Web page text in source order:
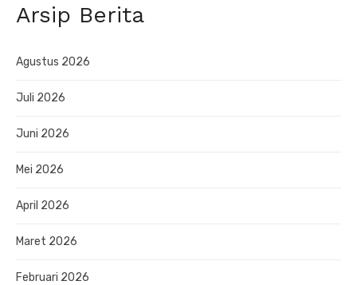
Arsip Berita
Agustus 2026
Juli 2026
Juni 2026
Mei 2026
April 2026
Maret 2026
Februari 2026